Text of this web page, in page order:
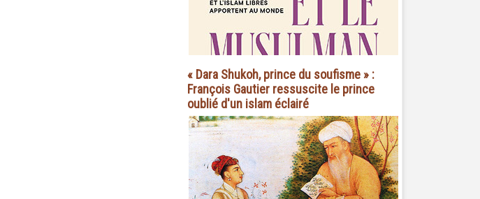
« Dara Shukoh, prince du soufisme » :
François Gautier ressuscite le prince
oublié d'un islam éclairé